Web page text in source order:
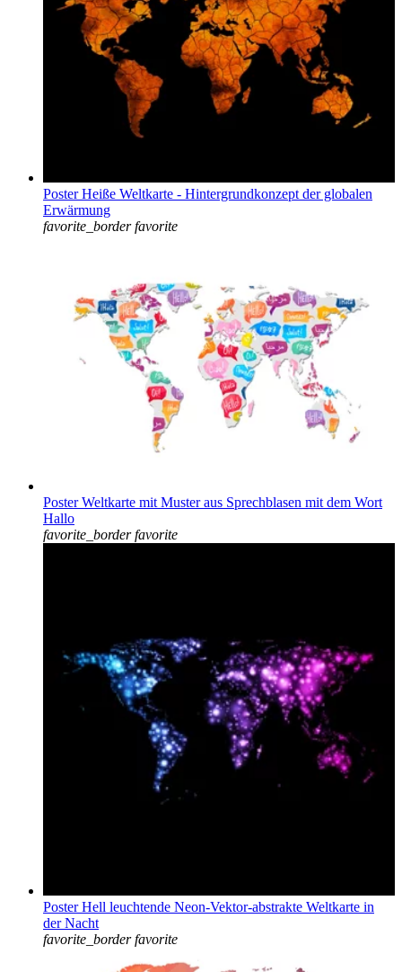
Poster Heiße Weltkarte - Hintergrundkonzept der globalen
Erwärmung
favorite_border favorite
Poster Weltkarte mit Muster aus Sprechblasen mit dem Wort
Hallo
favorite_border favorite
Poster Hell leuchtende Neon-Vektor-abstrakte Weltkarte in
der Nacht
favorite_border favorite